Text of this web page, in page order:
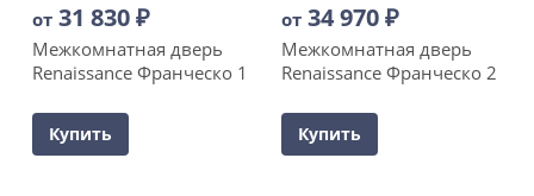
от 31 830₽
Межкомнатная дверь
Renaissance Франческо 1
Купить
от 34 970₽
Межкомнатная дверь
Renaissance Франческо 2
Купить